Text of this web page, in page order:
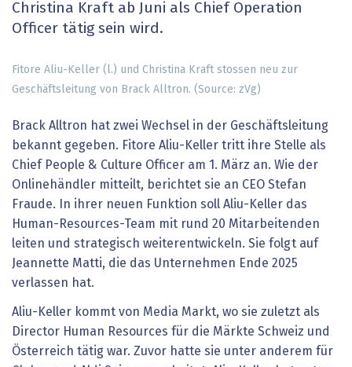
Christina Kraft ab Juni als Chief Operation
Officer tätig sein wird.
Fitore Aliu-Keller (l.) und Christina Kraft stossen neu zur
Geschäftsleitung von Brack Alltron. (Source: zVg)
Brack Alltron hat zwei Wechsel in der Geschäftsleitung
bekannt gegeben. Fitore Aliu-Keller tritt ihre Stelle als
Chief People & Culture Officer am 1. März an. Wie der
Onlinehändler mitteilt, berichtet sie an CEO Stefan
Fraude. In ihrer neuen Funktion soll Aliu-Keller das
Human-Resources-Team mit rund 20 Mitarbeitenden
leiten und strategisch weiterentwickeln. Sie folgt auf
Jeannette Matti, die das Unternehmen Ende 2025
verlassen hat.
Aliu-Keller kommt von Media Markt, wo sie zuletzt als
Director Human Resources für die Märkte Schweiz und
Österreich tätig war. Zuvor hatte sie unter anderem für